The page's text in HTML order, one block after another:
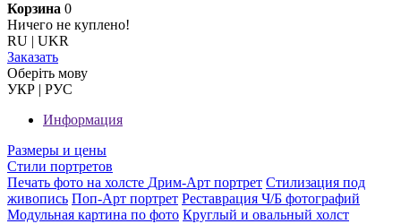
Корзина 0
Ничего не куплено!
RU | UKR
Заказать
Оберiть мову
УКР | РУС
Информация
Размеры и цены
Стили портретов
Печать фото на холсте Дрим-Арт портрет Стилизация под
живопись Поп-Арт портрет Реставрация Ч/Б фотографий
Модульная картина по фото Круглый и овальный холст